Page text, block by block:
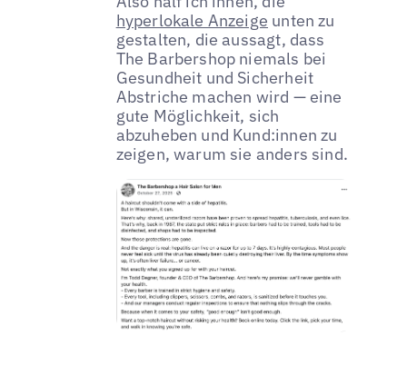
hyperlokale Anzeige unten zu
gestalten, die aussagt, dass
The Barbershop niemals bei
Gesundheit und Sicherheit
Abstriche machen wird — eine
gute Möglichkeit, sich
abzuheben und Kund:innen zu
zeigen, warum sie anders sind.